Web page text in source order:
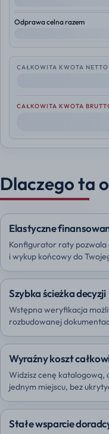
Odprawa celna razem
CAŁKOWITA KWOTA NETTO
CAŁKOWITA KWOTA
Dlaczego ta
Elastyczne
Konfigurator raty pozwala
i wykup końcowy do
Szybka ścieżka decyzji
Wstępna weryfikacja
rozbudowanej
Wyraźny koszt
Widzisz cenę katalogową,
jednym miejscu, bez
Stałe wsparcie